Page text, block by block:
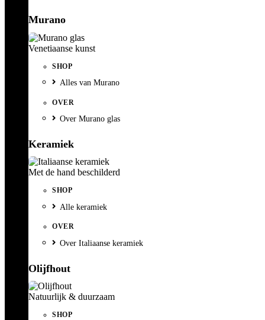
Murano
Venetiaanse kunst
SHOP
Alles van Murano
OVER
Over Murano glas
Keramiek
Met de hand beschilderd
SHOP
Alle keramiek
OVER
Over Italiaanse keramiek
Olijfhout
Natuurlijk & duurzaam
SHOP